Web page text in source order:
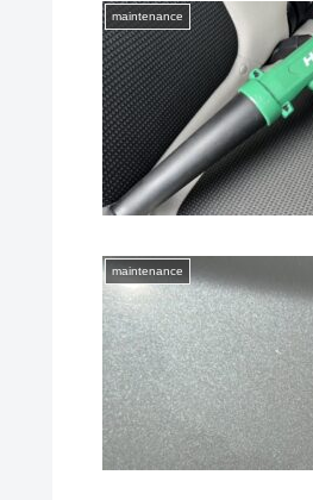
maintenance
maintenance